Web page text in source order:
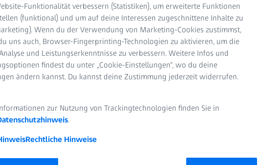
Oberarzt für Wirbelsäulenchirurgie, Orthopädisch-Unfallchirurgisches Zentrum,
Deutschland
Funktionalität verbessern (Statistiken), um erweiterte Funktionen
(funktional) und um auf deine Interessen zugeschnittene Inhalte zu
Wenn du der Verwendung von Marketing-Cookies zustimmst,
uns auch, Browser-Fingerprinting-Technologien zu aktivieren, um die
und Leistungserkenntnisse zu verbessern. Weitere Infos und
findest du unter „Cookie-Einstellungen“, wo du deine
ändern kannst. Du kannst deine Zustimmung jederzeit widerrufen.
zur Nutzung von Trackingtechnologien finden Sie in
.
Rechtliche Hinweise